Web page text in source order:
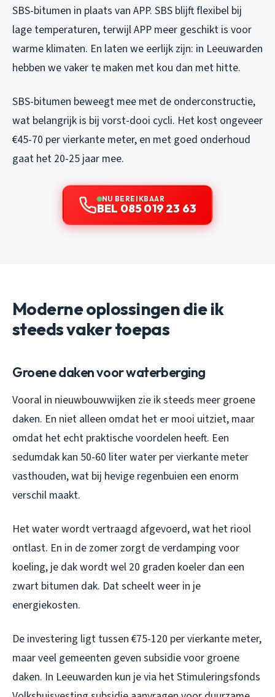
SBS-bitumen in plaats van APP. SBS blijft flexibel bij
lage temperaturen, terwijl APP meer geschikt is voor
warme klimaten. En laten we eerlijk zijn: in Leeuwarden
hebben we vaker te maken met kou dan met hitte.
SBS-bitumen beweegt mee met de onderconstructie,
wat belangrijk is bij vorst-dooi cycli. Het kost ongeveer
€45-70 per vierkante meter, en met goed onderhoud
gaat het 20-25 jaar mee.
NU BEREIKBAAR
BEL 085 019 23 63
Moderne oplossingen die ik
steeds vaker toepas
Groene daken voor waterberging
Vooral in nieuwbouwwijken zie ik steeds meer groene
daken. En niet alleen omdat het er mooi uitziet, maar
omdat het echt praktische voordelen heeft. Een
sedumdak kan 50-60 liter water per vierkante meter
vasthouden, wat bij hevige regenbuien een enorm
verschil maakt.
Het water wordt vertraagd afgevoerd, wat het riool
ontlast. En in de zomer zorgt de verdamping voor
koeling, je dak wordt wel 20 graden koeler dan een
zwart bitumen dak. Dat scheelt weer in je
energiekosten.
De investering ligt tussen €75-120 per vierkante meter,
maar veel gemeenten geven subsidie voor groene
daken. In Leeuwarden kun je via het Stimuleringsfonds